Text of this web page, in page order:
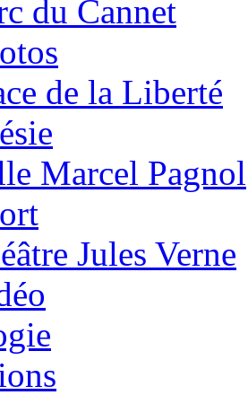
du Cannet
de la Liberté
Marcel Pagnol
Jules Verne